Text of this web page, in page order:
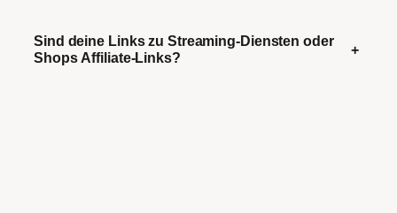
Sind deine Links zu Streaming-Diensten oder
Shops Affiliate-Links?
+